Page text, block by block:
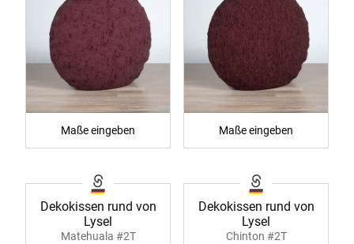
Maße eingeben Maße eingeben
Dekokissen rund von
Lysel
Matehuala #2T
Dekokissen rund von
Lysel
Chinton #2T